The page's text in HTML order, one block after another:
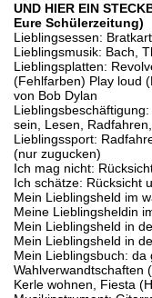
UND HIER EIN
Eure Schülerzeitung)
Lieblingsessen:
Lieblingsmusik: Bach,
Lieblingsplatten:
(Fehlfarben) Play loud
von Bob Dylan
sein, Lesen,
Lieblingssport:
(nur zugucken)
Ich mag nicht:
Ich schätze: Rücksicht
Mein Lieblingsheld im
Meine Lieblingsheldin
Mein Lieblingsheld in
Mein Lieblingsheld in
Mein Lieblingsbuch:
Wahlverwandtschaften
Kerle wohnen, Fiesta